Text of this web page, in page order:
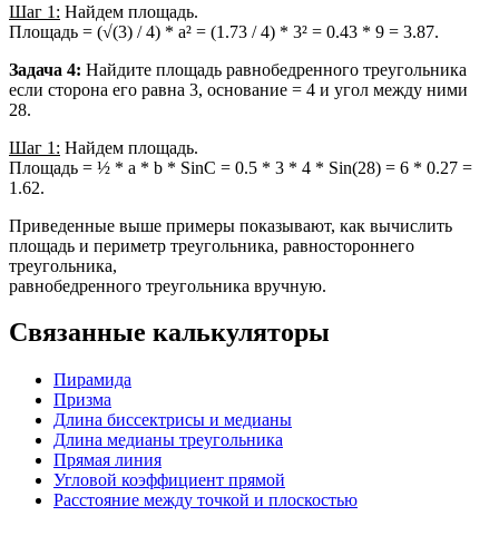
Шаг 1: Найдем площадь.
Площадь = (√(3) / 4) * a² = (1.73 / 4) * 3² = 0.43 * 9 = 3.87.
Задача 4: Найдите площадь равнобедренного треугольника
если сторона его равна 3, основание = 4 и угол между ними
28.
Шаг 1: Найдем площадь.
Площадь = ½ * a * b * SinC = 0.5 * 3 * 4 * Sin(28) = 6 * 0.27 =
1.62.
Приведенные выше примеры показывают, как вычислить
площадь и периметр треугольника, равностороннего
треугольника,
равнобедренного треугольника вручную.
Связанные калькуляторы
Пирамида
Призма
Длина биссектрисы и медианы
Длина медианы треугольника
Прямая линия
Угловой коэффициент прямой
Расстояние между точкой и плоскостью